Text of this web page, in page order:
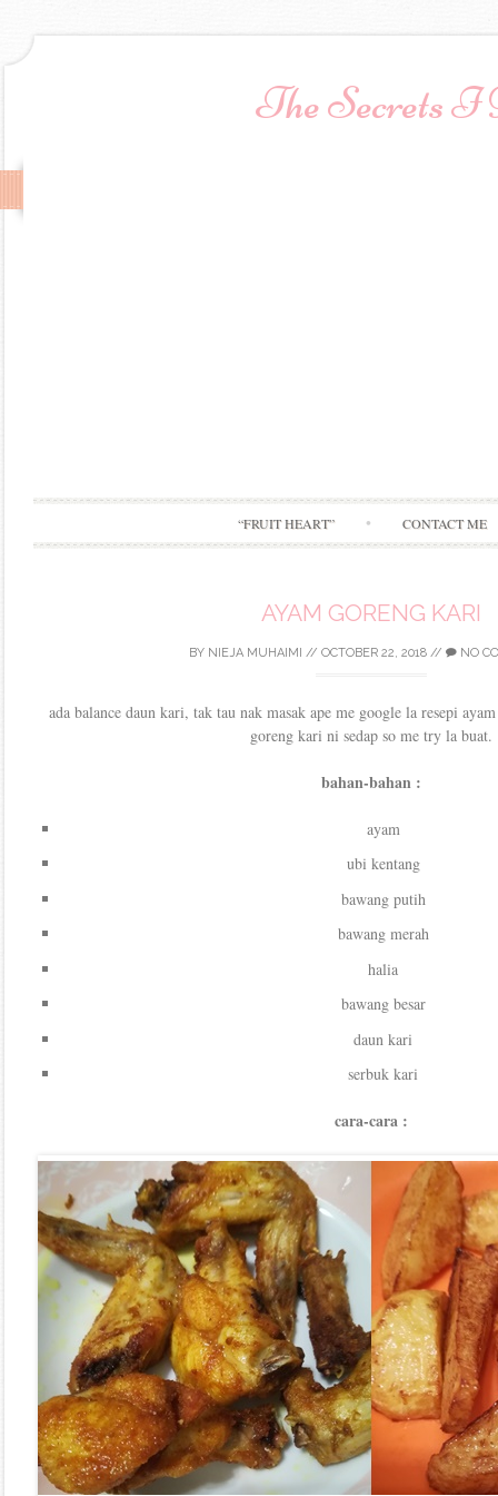
The Secrets
“FRUIT HEART” CONTACT ME
AYAM GORENG KARI
BY NIEJA MUHAIMI // OCTOBER 22, 2018// NO
ada balance daun kari, tak tau nak masak ape me google la resepi
goreng kari ni sedap so me try la buat.
bahan-bahan :
ayam
ubi kentang
bawang putih
bawang merah
halia
bawang besar
daun kari
serbuk kari
cara-cara :